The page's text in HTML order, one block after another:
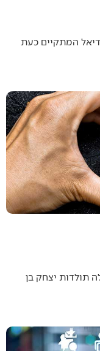
המתקיים כעת
תולדות יצחק בן